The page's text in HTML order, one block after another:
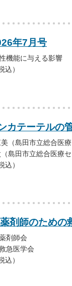
年7月号
機能に与える影響
込）
カテーテルの
（島田市立総合医
島田市立総合医療
込）
剤師のための
剤師会
急医学会
込）